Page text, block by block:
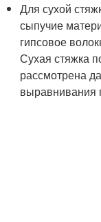
Для сухой
сыпучие
гипсовое
Сухая стяжка
рассмотрена
выравнивания